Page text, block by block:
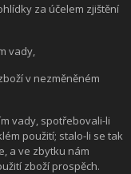
za účelem zjištění
vady,
v nezměněném
vady, spotřebovali-li
použití; stalo-li se tak
a ve zbytku nám
zboží prospěch.